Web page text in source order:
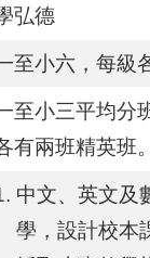
弘德
至小六，每級
至小三平均分
有兩班精英班。
中文、英文及
學，設計校本